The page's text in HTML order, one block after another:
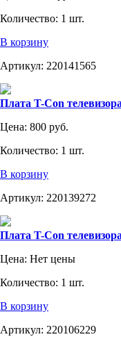
Количество: 1 шт.
В корзину
Артикул: 220141565
Плата T-Con
Цена: 800 руб.
Количество: 1 шт.
В корзину
Артикул: 220139272
Плата T-Con
Цена: Нет цены
Количество: 1 шт.
В корзину
Артикул: 220106229